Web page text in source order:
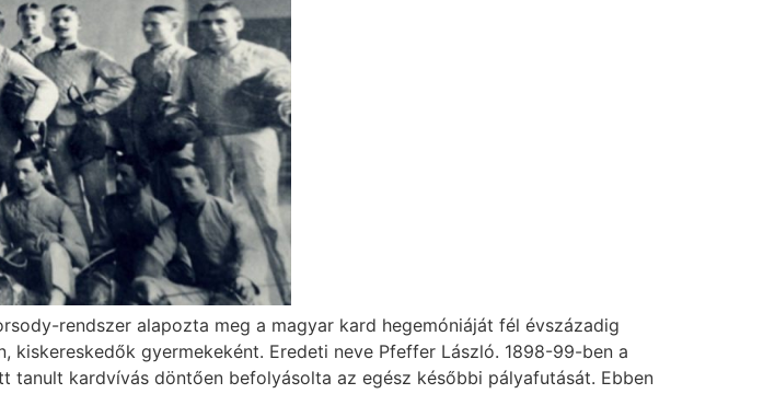
rendszer alapozta meg a magyar kard hegemóniáját fél évszázadig
gyermekeként. Eredeti neve Pfeffer László. 1898-99-ben a
tanult kardvívás döntően befolyásolta az egész későbbi pályafutását. Ebben